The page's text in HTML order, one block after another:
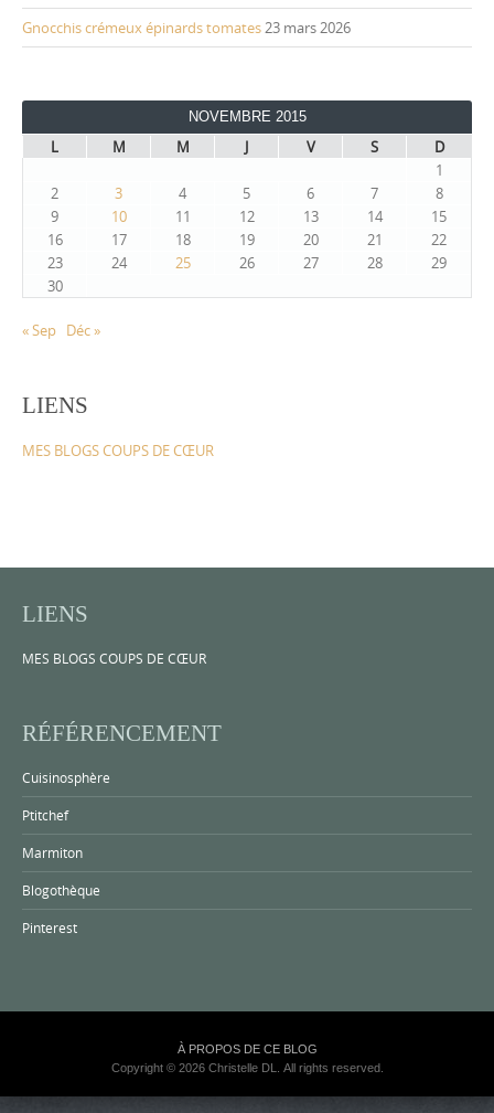
Gnocchis crémeux épinards tomates23 mars 2026
NOVEMBRE 2015
L M M J V S
D
1
2
3 4 5 6 7
8
9
10 11 12 13 14
15
16
17 18 19 20 21
22
23
24 25 26 27 28
29
30
« Sep Déc »
LIENS
MES BLOGS COUPS DE CŒUR
LIENS
MES BLOGS COUPS DE CŒUR
RÉFÉRENCEMENT
Cuisinosphère
Ptitchef
Marmiton
Blogothèque
Pinterest
À PROPOS DE CE BLOG
Copyright © 2026 Christelle DL. All rights reserved.